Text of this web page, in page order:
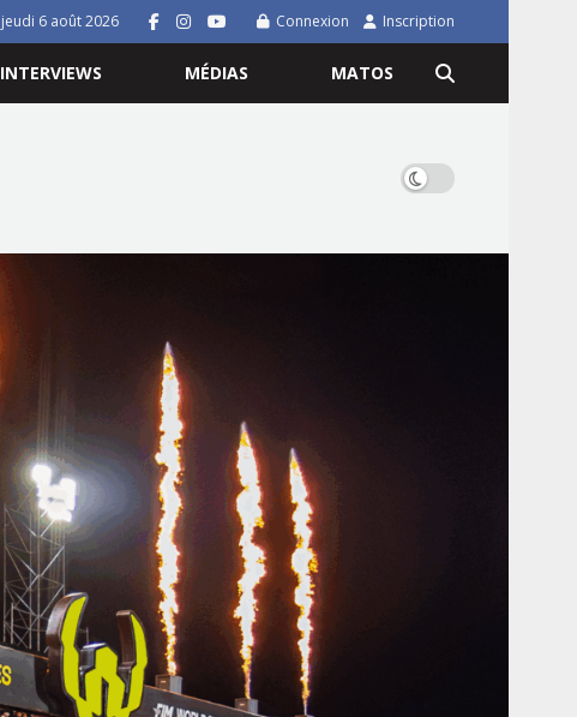
jeudi 6 août 2026 Connexion Inscription
INTERVIEWS MÉDIAS MATOS